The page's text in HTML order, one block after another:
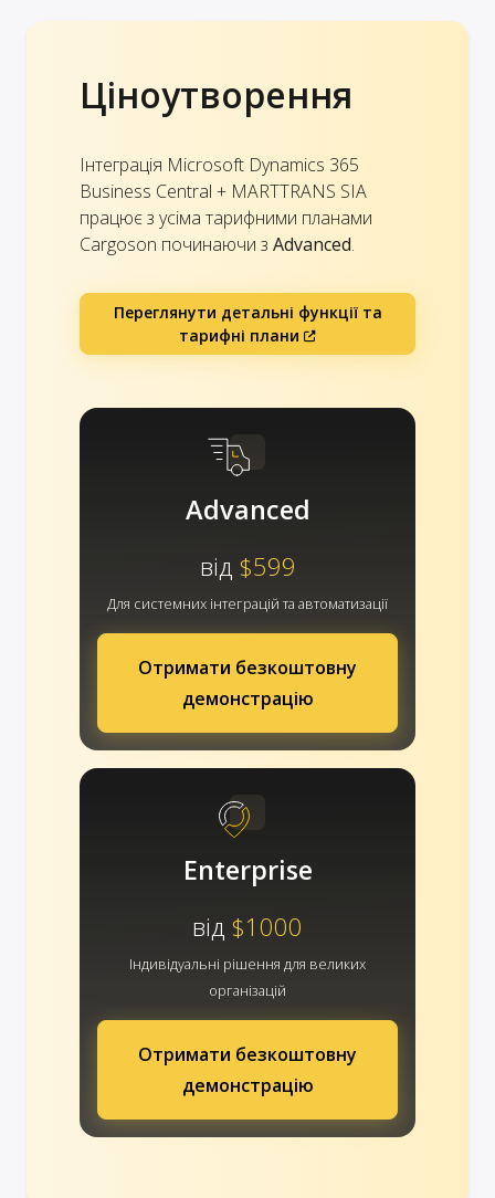
Ціноутворення
Інтеграція Microsoft Dynamics 365
Business Central + MARTTRANS SIA
працює з усіма тарифними планами
Cargoson починаючи з Advanced.
Переглянути детальні функції та
тарифні плани
Advanced
від $599
Для системних інтеграцій та автоматизації
Отримати безкоштовну
демонстрацію
Enterprise
від $1000
Індивідуальні рішення для великих
організацій
Отримати безкоштовну
демонстрацію